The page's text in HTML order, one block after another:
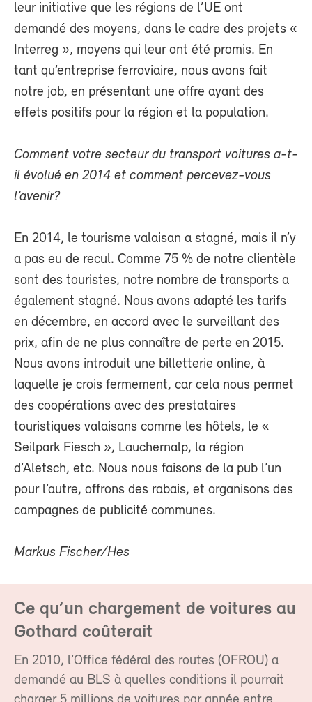
leur initiative que les régions de l’UE ont
demandé des moyens, dans le cadre des projets «
Interreg », moyens qui leur ont été promis. En
tant qu’entreprise ferroviaire, nous avons fait
notre job, en présentant une offre ayant des
effets positifs pour la région et la population.
Comment votre secteur du transport voitures a-t-
il évolué en 2014 et comment percevez-vous
l’avenir?
En 2014, le tourisme valaisan a stagné, mais il n’y
a pas eu de recul. Comme 75 % de notre clientèle
sont des touristes, notre nombre de transports a
également stagné. Nous avons adapté les tarifs
en décembre, en accord avec le surveillant des
prix, afin de ne plus connaître de perte en 2015.
Nous avons introduit une billetterie online, à
laquelle je crois fermement, car cela nous permet
des coopérations avec des prestataires
touristiques valaisans comme les hôtels, le «
Seilpark Fiesch », Lauchernalp, la région
d’Aletsch, etc. Nous nous faisons de la pub l’un
pour l’autre, offrons des rabais, et organisons des
campagnes de publicité communes.
Markus Fischer/Hes
Ce qu’un chargement de voitures au
Gothard coûterait
En 2010, l’Office fédéral des routes (OFROU) a
demandé au BLS à quelles conditions il pourrait